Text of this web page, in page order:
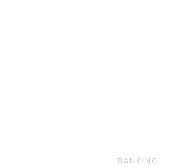
RANKING